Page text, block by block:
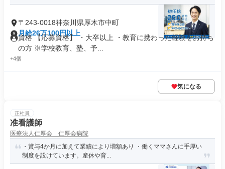
〒243-0018神奈川県厚木市中町
月給26万100円以上
資格 【応募資格】 ・大卒以上 ・教育に携わった経験をお持ち
の方 ※学校教育、塾、予...
+4個
気になる
正社員
准看護師
医療法人仁厚会 仁厚会病院
・賞与4か月に加えて業績により増額あり ・働くママさんに手厚い
制度を設けています。産休や育...